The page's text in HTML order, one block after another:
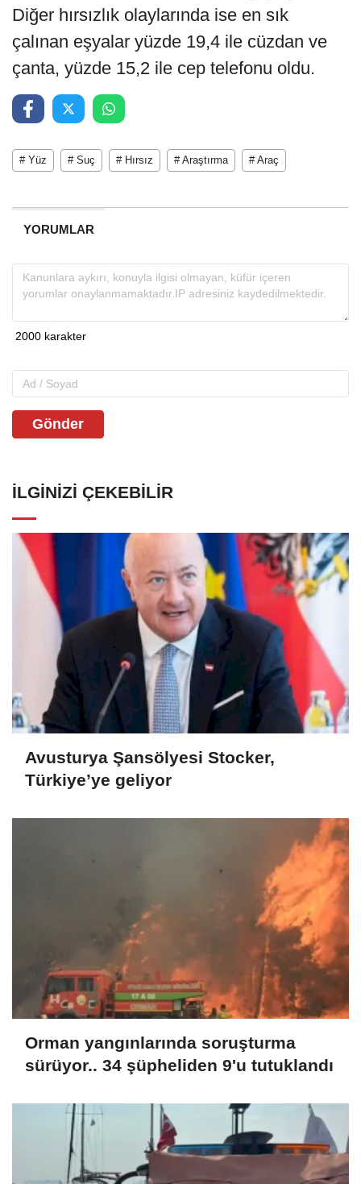
Diğer hırsızlık olaylarında ise en sık
çalınan eşyalar yüzde 19,4 ile cüzdan ve
çanta, yüzde 15,2 ile cep telefonu oldu.
# Yüz # Suç # Hırsız # Araştırma # Araç
YORUMLAR
Gönder
İLGINIZI ÇEKEBILIR
Avusturya Şansölyesi Stocker,
Türkiye’ye geliyor
Orman yangınlarında soruşturma
sürüyor.. 34 şüpheliden 9'u tutuklandı